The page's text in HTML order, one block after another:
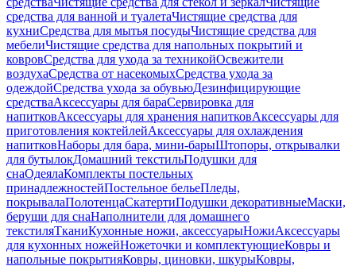
средства для ванной и туалетаЧистящие средства для
кухниСредства для мытья посудыЧистящие средства для
мебелиЧистящие средства для напольных покрытий и
ковровСредства для ухода за техникойОсвежители
воздухаСредства от насекомыхСредства ухода за
одеждойСредства ухода за обувьюДезинфицирующие
средстваАксессуары для бараСервировка для
напитковАксессуары для хранения напитковАксессуары для
приготовления коктейлейАксессуары для охлаждения
напитковНаборы для бара, мини-барыШтопоры, открывалки
для бутылокДомашний текстильПодушки для
снаОдеялаКомплекты постельных
принадлежностейПостельное бельеПледы,
покрывалаПолотенцаСкатертиПодушки декоративныеМаски,
беруши для снаНаполнители для домашнего
текстиляТканиКухонные ножи, аксессуарыНожиАксессуары
для кухонных ножейНожеточки и комплектующиеКовры и
напольные покрытияКовры, циновки, шкурыКовры,